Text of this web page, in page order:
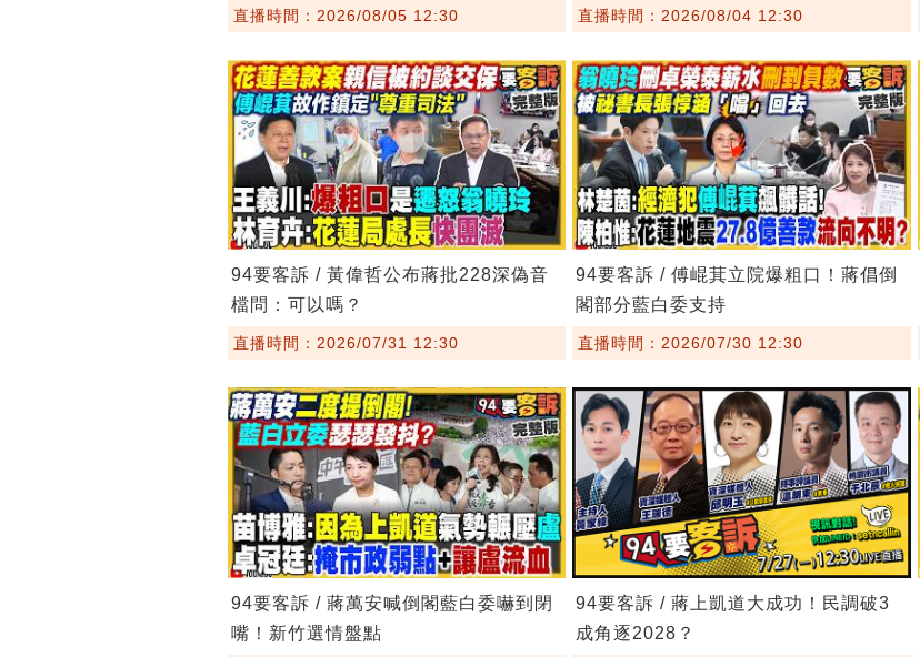
直播時間：2026/08/05 12:30 直播時間：2026/08/04 12:30
94要客訴 / 黃偉哲公布蔣批228深偽音
檔問：可以嗎？
直播時間：2026/07/31 12:30
94要客訴 / 傅崐萁立院爆粗口！蔣倡倒
閣部分藍白委支持
直播時間：2026/07/30 12:30
94要客訴 / 蔣萬安喊倒閣藍白委嚇到閉
嘴！新竹選情盤點
94要客訴 / 蔣上凱道大成功！民調破3
成角逐2028？